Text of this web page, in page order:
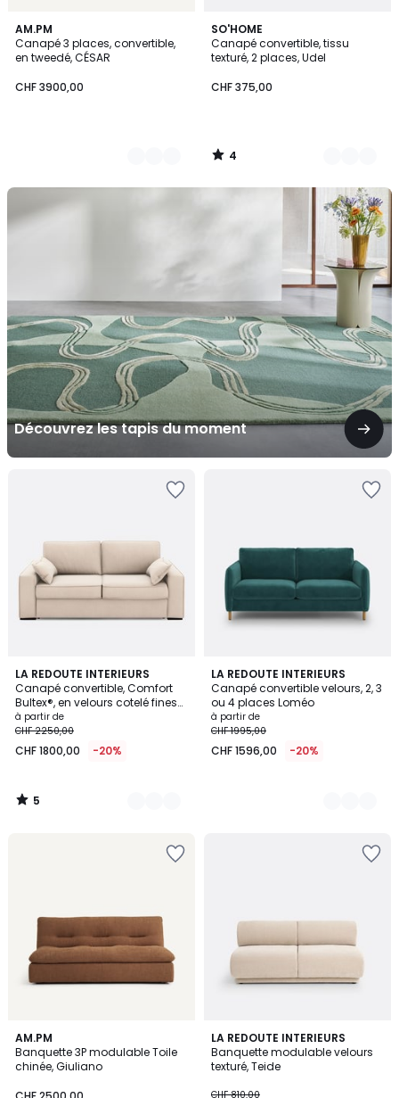
AM.PM
Canapé 3 places, convertible,
en tweedé, CÉSAR
CHF 3900,00
3
Couleurs
SO'HOME
Canapé convertible, tissu
texturé, 2 places, Udel
CHF 375,00
4
/
5
3
Couleurs
4
/
Découvrez les tapis du moment
Découvrez
tapis
LA REDOUTE INTERIEURS
Canapé convertible, Comfort
Bultex®, en velours cotelé fines
cotes, CECILIA
à partir de
CHF 2250,00
CHF 1800,00 -20%
5
/
5
5
Couleurs
5
/
LA REDOUTE INTERIEURS
Canapé convertible velours, 2, 3
ou 4 places Loméo
à partir de
CHF 1995,00
CHF 1596,00 -20%
3
Couleurs
AM.PM
Banquette 3P modulable Toile
chinée, Giuliano
7
Couleurs
LA REDOUTE INTERIEURS
Banquette modulable velours
texturé, Teide
CHF 810,00
4,8
/ 5
2
Couleurs